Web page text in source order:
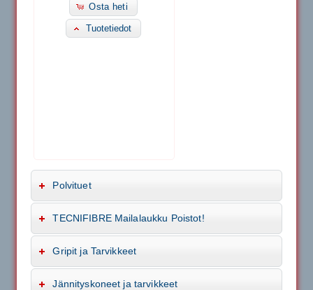
Osta heti
Tuotetiedot
Polvituet
TECNIFIBRE Mailalaukku Poistot!
Gripit ja Tarvikkeet
Jännityskoneet ja tarvikkeet